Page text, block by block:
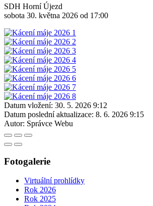
SDH Horní Újezd
sobota 30. května 2026 od 17:00
Datum vložení: 30. 5. 2026 9:12
Datum poslední aktualizace: 8. 6. 2026 9:15
Autor: Správce Webu
Fotogalerie
Virtuální prohlídky
Rok 2026
Rok 2025